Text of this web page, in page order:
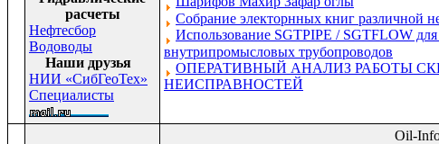
расчеты
Нефтесбор
Водоводы
Наши друзья
НИИ «СибГеоТех»
Специалисты
Собрание электорнных книг различной
Использование SGTPIPE / SGTFLOW
внутрипромысловых трубопроводов
ОПЕРАТИВНЫЙ АНАЛИЗ РАБОТЫ
НЕИСПРАВНОСТЕЙ
Oil-